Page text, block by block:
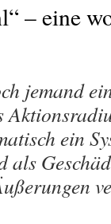
– eine
jemand
ein
als